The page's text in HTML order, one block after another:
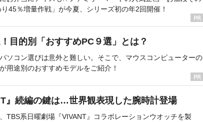
り45％増量作戦」が今夏、シリーズ初の年2回開催！
目的別「おすすめPC９選」とは？
ソコン選びは意外と難しい。そこで、マウスコンピューターの
用途別のおすすめモデルをご紹介！
』続編の鍵は…世界観表現した腕時計登場
TBS系日曜劇場『VIVANT』コラボレーションウオッチを製